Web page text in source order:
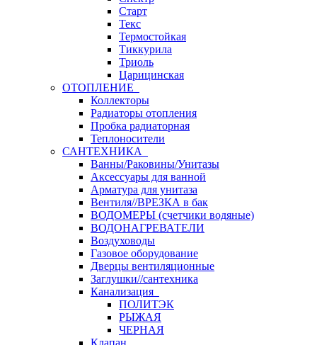
Старт
Текс
Термостойкая
Тиккурила
Триоль
Царицинская
ОТОПЛЕНИЕ
Коллекторы
Радиаторы отопления
Пробка радиаторная
Теплоносители
САНТЕХНИКА
Ванны/Раковины/Унитазы
Аксессуары для ванной
Арматура для унитаза
Вентиля//ВРЕЗКА в бак
ВОДОМЕРЫ (счетчики водяные)
ВОДОНАГРЕВАТЕЛИ
Воздуховоды
Газовое оборудование
Дверцы вентиляционные
Заглушки//сантехника
Канализация
ПОЛИТЭК
РЫЖАЯ
ЧЕРНАЯ
Клапан